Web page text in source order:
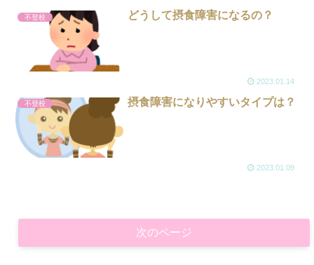
不登校 どうして摂食障害になるの？
2023.01.14
不登校 摂食障害になりやすいタイプは？
2023.01.09
次のページ